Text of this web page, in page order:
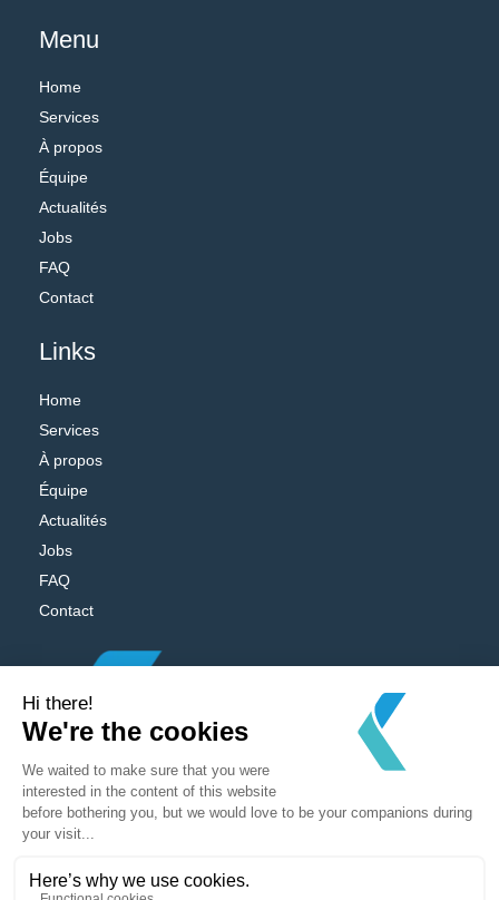
Menu
Home
Services
À propos
Équipe
Actualités
Jobs
FAQ
Contact
Links
Home
Services
À propos
Équipe
Actualités
Jobs
FAQ
Contact